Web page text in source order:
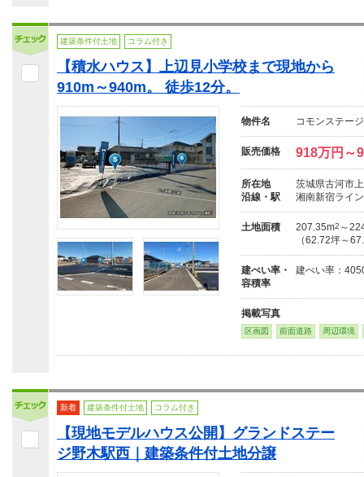
建築条件付土地 コラム付き
【積水ハウス】上辺見小学校まで現地から
910m～940m。 徒歩12分。
物件名 コモンステー
販売価格 918万円～
所在地
茨城県古河市
沿線・駅
湘南新宿ライ
土地面積 207.35m2 ～
（62.72坪～
建ぺい率・
容積率
建ぺい率：
掲載写真
区画図 前面道路 周辺環境
新着 建築条件付土地 コラム付き
【現地モデルハウス公開】グランドステー
ジ野木駅西｜建築条件付土地分譲